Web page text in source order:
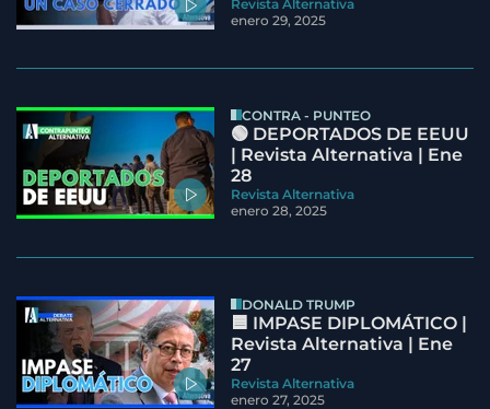
Revista Alternativa
enero 29, 2025
CONTRA - PUNTEO
🟢 DEPORTADOS DE EEUU
| Revista Alternativa | Ene
28
Revista Alternativa
enero 28, 2025
DONALD TRUMP
🟦 IMPASE DIPLOMÁTICO |
Revista Alternativa | Ene
27
Revista Alternativa
enero 27, 2025